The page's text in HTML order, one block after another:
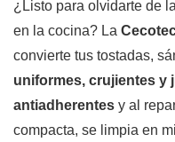
¿Listo para olvidarte de
en la cocina? La
convierte tus tostadas,
uniformes, crujientes y
antiadherentes y al
compacta, se limpia en